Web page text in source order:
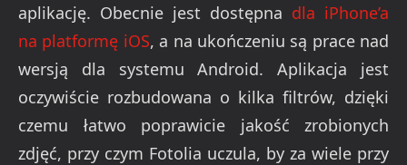
aplikację. Obecnie jest dostępna dla iPhone’a
na platformę iOS, a na ukończeniu są prace nad
wersją dla systemu Android. Aplikacja jest
oczywiście rozbudowana o kilka filtrów, dzięki
czemu łatwo poprawicie jakość zrobionych
zdjęć, przy czym Fotolia uczula, by za wiele przy